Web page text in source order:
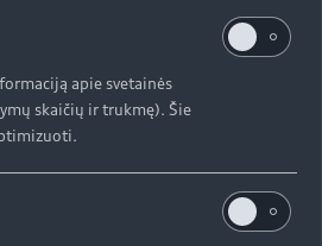
vaizdas
išlenktas OLED
sujungia „Audi“ virtualų
ir MMI jutiklinį ekraną.
apie svetainės
skaičių ir trukmę). Šie